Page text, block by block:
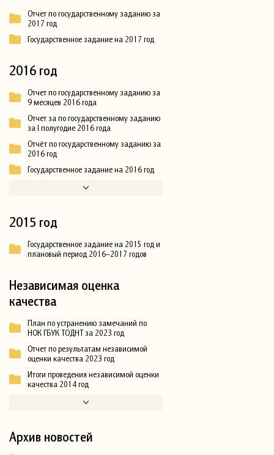
Отчет по государственному заданию за
2017 год
Государственное задание на 2017 год
2016 год
Отчет по государственному заданию за
9 месяцев 2016 года
Отчет за по государственному заданию
за I полугодие 2016 года
Отчёт по государственному заданию за
2016 год
Государственное задание на 2016 год
2015 год
Государственное задание на 2015 год и
плановый период 2016–2017 годов
Независимая оценка
качества
План по устранению замечаний по
НОК ГБУК ТОДНТ за 2023 год
Отчет по результатам независимой
оценки качества 2023 год
Итоги проведения независимой оценки
качества 2014 год
Архив новостей